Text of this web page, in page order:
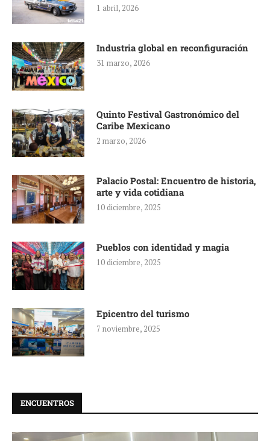
1 abril, 2026
Industria global en reconfiguración
31 marzo, 2026
Quinto Festival Gastronómico del
Caribe Mexicano
2 marzo, 2026
Palacio Postal: Encuentro de historia,
arte y vida cotidiana
10 diciembre, 2025
Pueblos con identidad y magia
10 diciembre, 2025
Epicentro del turismo
7 noviembre, 2025
ENCUENTROS